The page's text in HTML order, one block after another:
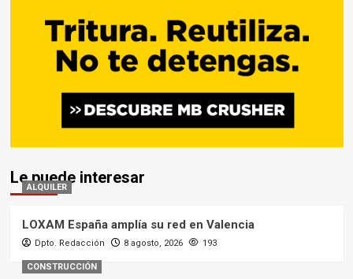
Le puede interesar
ALQUILER
LOXAM España amplía su red en Valencia
Dpto. Redacción 8 agosto, 2026 193
CONSTRUCCIÓN